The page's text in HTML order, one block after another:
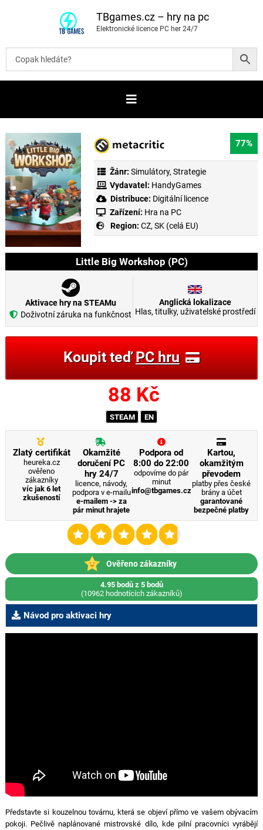
t
b
TBgames.cz – hry na pc
Elektronické licence PC her 24/7
77%
Žánr: Simulátory, Strategie
Vydavatel: HandyGames
Distribuce: Digitální licence
Zařízení: Hra na PC
Region: CZ, SK (celá EU)
Little Big Workshop (PC)
Aktivace hry na STEAMu
Doživotní záruka na funkčnost
Anglická lokalizace
Hlas, titulky, uživatelské prostředí
Koupit teďPC hru
88 Kč
STEAM EN
Zlatý certifikát
heureka.cz
ověřeno
zákazníky
víc jak 6 let
zkušeností
Okamžité
doručení PC
hry 24/7
licence, návody,
podpora v e-mailu
e-mailem -> za
pár minut hrajete
Podpora od
8:00 do 22:00
odpovíme do pár
minut
info@tbgames.cz
Kartou,
okamžitým
převodem
platby přes české
brány a účet
garantované
bezpečné platby
Ověřeno zákazníky
4.95 bodů z 5 bodů
(10962 hodnotících zákazníků)
Návod pro aktivaci hry
Představte si kouzelnou továrnu, která se objeví přímo ve vašem obývacím
pokoji. Pečlivě naplánované mistrovské dílo, kde pilní pracovníci vyrábějí